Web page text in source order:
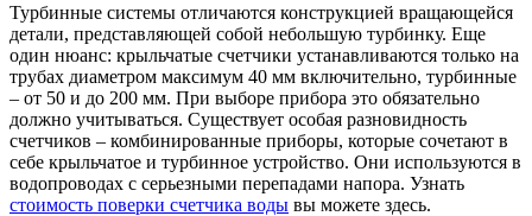
Турбинные системы отличаются конструкцией вращающейся
детали, представляющей собой небольшую турбинку. Еще
один нюанс: крыльчатые счетчики устанавливаются только на
трубах диаметром максимум 40 мм включительно, турбинные
– от 50 и до 200 мм. При выборе прибора это обязательно
должно учитываться. Существует особая разновидность
счетчиков – комбинированные приборы, которые сочетают в
себе крыльчатое и турбинное устройство. Они используются в
водопроводах с серьезными перепадами напора. Узнать
стоимость поверки счетчика воды вы можете здесь.